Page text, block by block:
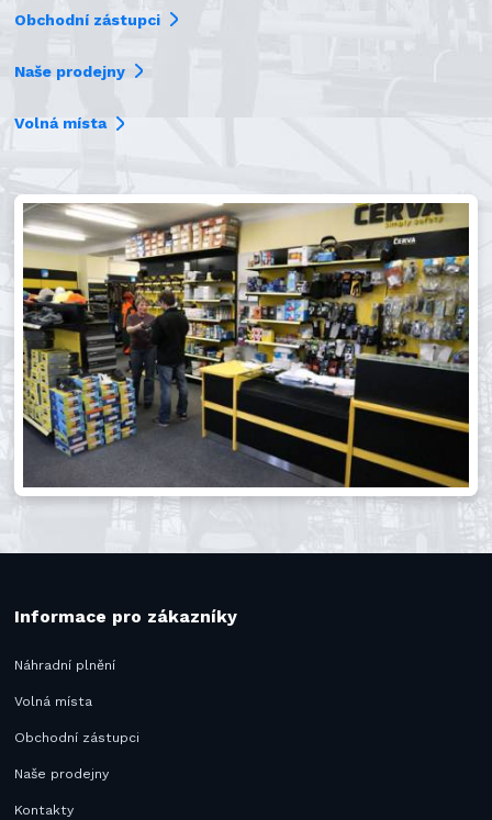
Obchodní zástupci
Naše prodejny
Volná místa
Informace pro zákazníky
Náhradní plnění
Volná místa
Obchodní zástupci
Naše prodejny
Kontakty